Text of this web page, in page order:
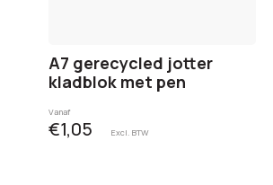
A7 gerecycled jotter
kladblok met pen
Vanaf
€1,05 Excl. BTW